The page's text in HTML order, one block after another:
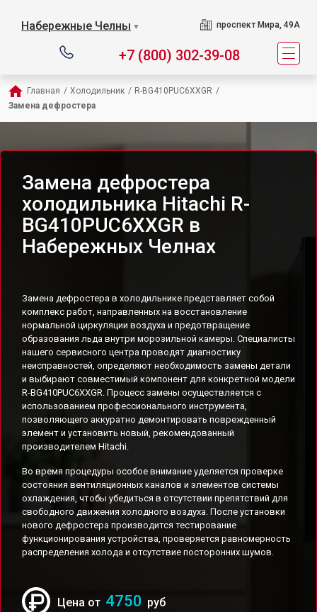
Набережные Челны ▼ проспект Мира, 49А
+7 (800) 302-39-08
Главная / Холодильник / R-BG410PUC6XXGR /
Замена дефростера
Замена дефростера
холодильника Hitachi R-
BG410PUC6XXGR в
Набережных Челнах
Замена дефростера в холодильнике представляет собой
комплекс работ, направленных на восстановление
нормальной циркуляции воздуха и предотвращение
образования льда внутри морозильной камеры. Специалисты
нашего сервисного центра проводят диагностику
неисправностей, определяют необходимость замены детали
и выбирают совместимый компонент для конкретной модели
R-BG410PUC6XXGR. Процесс замены осуществляется с
использованием профессионального инструмента,
позволяющего аккуратно демонтировать поврежденный
элемент и установить новый, рекомендованный
производителем Hitachi.
Во время процедуры особое внимание уделяется проверке
состояния вентиляционных каналов и элементов системы
охлаждения, чтобы убедиться в отсутствии препятствий для
свободного движения холодного воздуха. После установки
нового дефростера производится тестирование
функционирования устройства, проверяется равномерность
распределения холода и отсутствие посторонних шумов.
Цена от 4750 руб